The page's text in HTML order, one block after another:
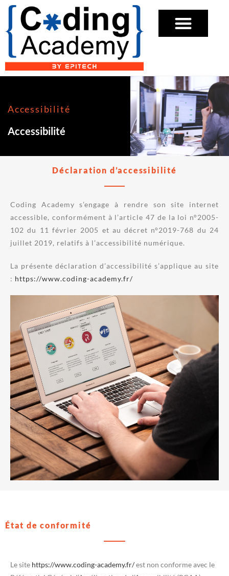
Accessibilité
Accessibilité
Déclaration d’accessibilité
Coding Academy s’engage à rendre son site internet
accessible, conformément à l’article 47 de la loi n°2005-
102 du 11 février 2005 et au décret n°2019-768 du 24
juillet 2019, relatifs à l’accessibilité numérique.
La présente déclaration d’accessibilité s’applique au site
: https://www.coding-academy.fr/
État de conformité
Le site https://www.coding-academy.fr/est non conforme avec le